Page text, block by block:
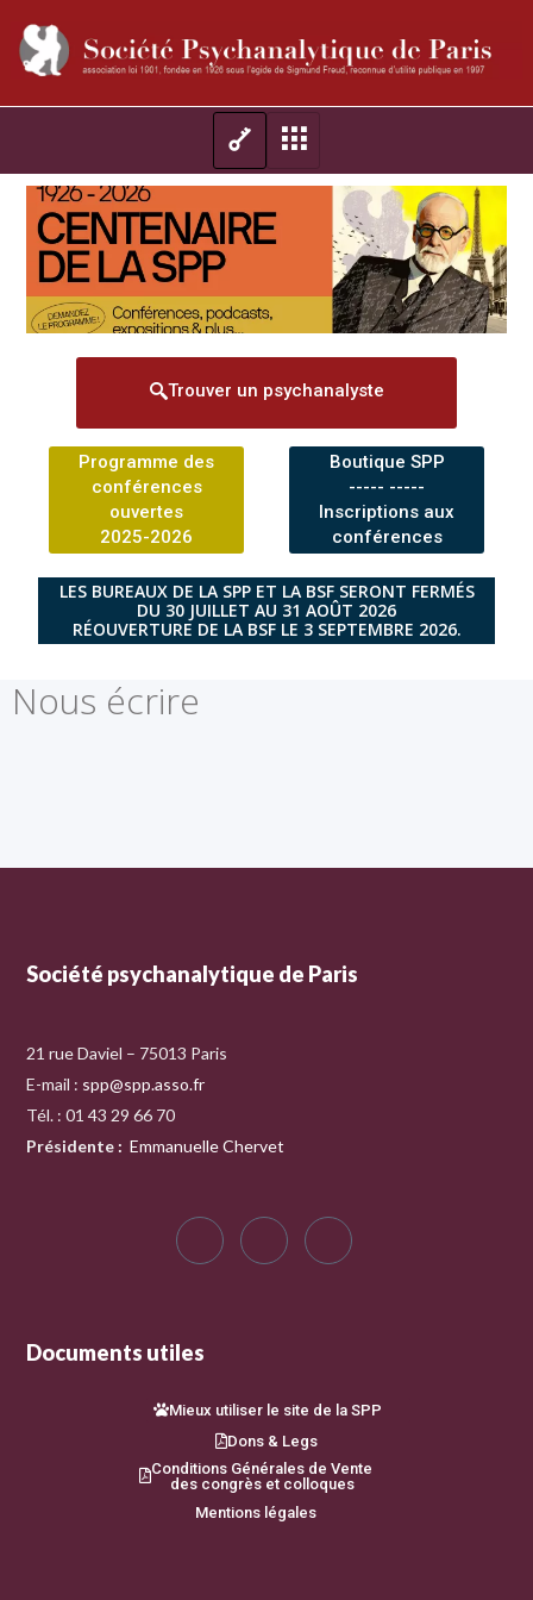
Trouver un psychanalyste
Programme des
conférences
ouvertes
2025-2026
Boutique SPP
----- -----
Inscriptions aux
conférences
LES BUREAUX DE LA SPP ET LA BSF SERONT FERMÉS
DU 30 JUILLET AU 31 AOÛT 2026
RÉOUVERTURE DE LA BSF LE 3 SEPTEMBRE 2026.
Nous écrire
Société psychanalytique de Paris
21 rue Daviel – 75013 Paris
E-mail : spp@spp.asso.fr
Tél. : 01 43 29 66 70
Présidente : Emmanuelle Chervet
Documents utiles
Mieux utiliser le site de la SPP
Dons & Legs
Conditions Générales de Vente
des congrès et colloques
Mentions légales